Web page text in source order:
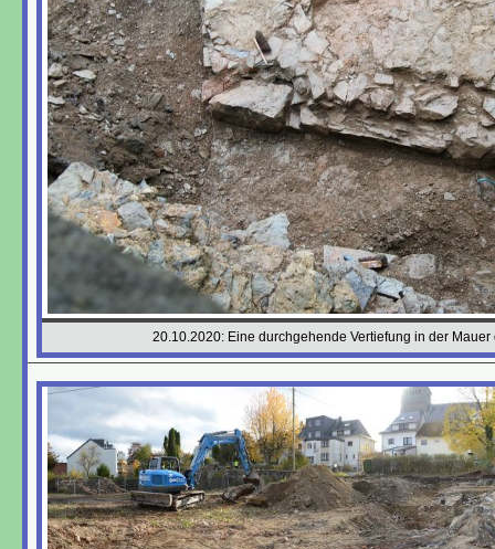
20.10.2020: Eine durchgehende Vertiefung in der Mauer